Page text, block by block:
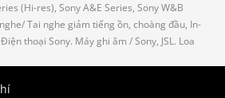
(Hi-res), Sony A&E Series, Sony W&B
/ Tai nghe giảm tiếng ồn, choàng đầu, In-
thoại Sony. Máy ghi âm / Sony, JSL. Loa